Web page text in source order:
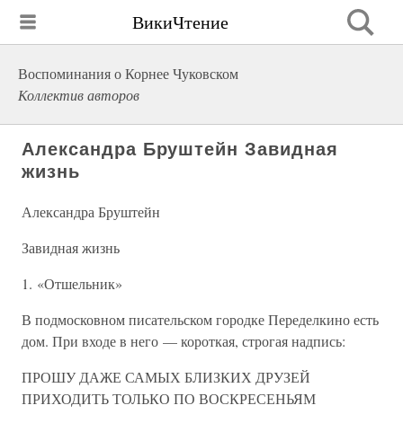
ВикиЧтение
Воспоминания о Корнее Чуковском
Коллектив авторов
Александра Бруштейн Завидная
жизнь
Александра Бруштейн
Завидная жизнь
1. «Отшельник»
В подмосковном писательском городке Переделкино есть
дом. При входе в него — короткая, строгая надпись:
ПРОШУ ДАЖЕ САМЫХ БЛИЗКИХ ДРУЗЕЙ
ПРИХОДИТЬ ТОЛЬКО ПО ВОСКРЕСЕНЬЯМ